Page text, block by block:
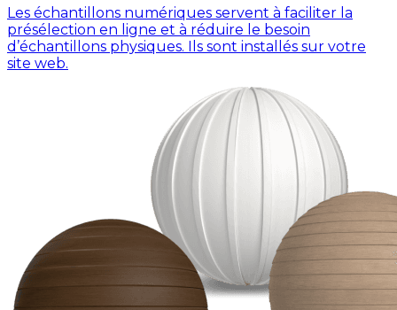
Les échantillons numériques servent à faciliter la
présélection en ligne et à réduire le besoin
d’échantillons physiques. Ils sont installés sur votre
site web.